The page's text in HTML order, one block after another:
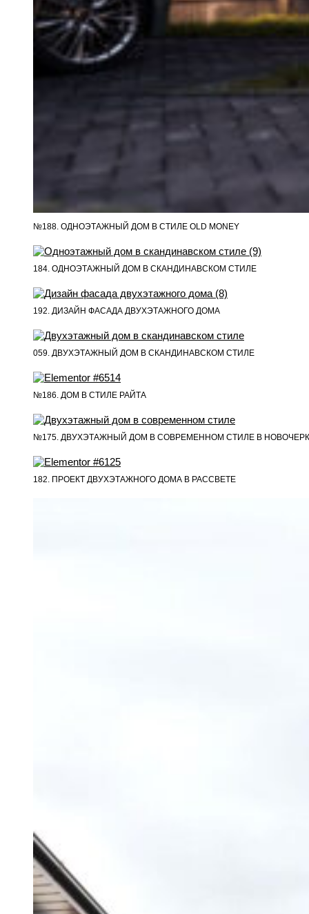
№188. ОДНОЭТАЖНЫЙ ДОМ В СТИЛЕ OLD MONEY
184. ОДНОЭТАЖНЫЙ ДОМ В СКАНДИНАВСКОМ СТИЛЕ
192. ДИЗАЙН ФАСАДА ДВУХЭТАЖНОГО ДОМА
059. ДВУХЭТАЖНЫЙ ДОМ В СКАНДИНАВСКОМ СТИЛЕ
№186. ДОМ В СТИЛЕ РАЙТА
№175. ДВУХЭТАЖНЫЙ ДОМ В СОВРЕМЕННОМ СТИЛЕ В
182. ПРОЕКТ ДВУХЭТАЖНОГО ДОМА В РАССВЕТЕ